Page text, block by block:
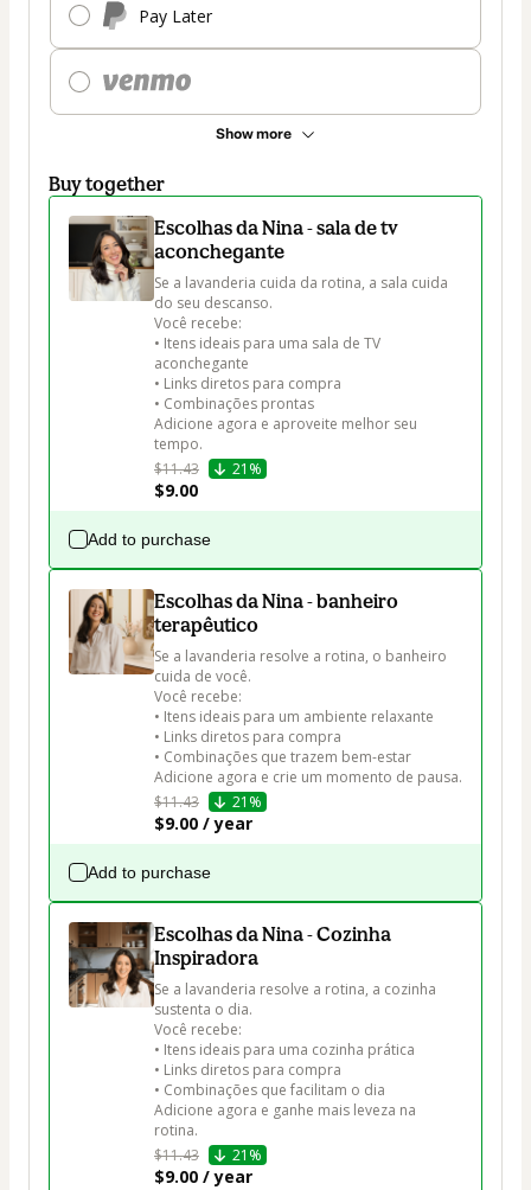
Pay Later
Show more
Buy together
Escolhas da Nina - sala de tv
aconchegante
Se a lavanderia cuida da rotina, a sala cuida
do seu descanso.
Você recebe:
• Itens ideais para uma sala de TV
aconchegante
• Links diretos para compra
• Combinações prontas
Adicione agora e aproveite melhor seu
tempo.
$11.43
21%
$9.00
Add to purchase
Escolhas da Nina - banheiro
terapêutico
Se a lavanderia resolve a rotina, o banheiro
cuida de você.
Você recebe:
• Itens ideais para um ambiente relaxante
• Links diretos para compra
• Combinações que trazem bem-estar
Adicione agora e crie um momento de pausa.
$11.43
21%
$9.00 / year
Add to purchase
Escolhas da Nina - Cozinha
Inspiradora
Se a lavanderia resolve a rotina, a cozinha
sustenta o dia.
Você recebe:
• Itens ideais para uma cozinha prática
• Links diretos para compra
• Combinações que facilitam o dia
Adicione agora e ganhe mais leveza na
rotina.
$11.43
21%
$9.00 / year